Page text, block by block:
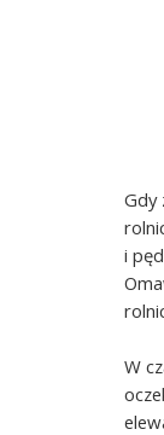
Gdy
i
W